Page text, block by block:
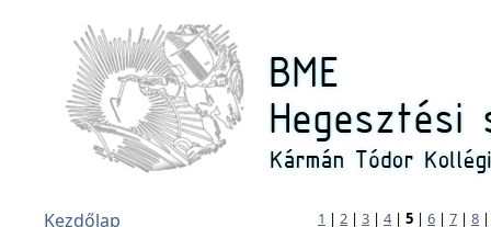
Kezdőlap
1 | 2 | 3 | 4| 5 | 6 | 7 | 8